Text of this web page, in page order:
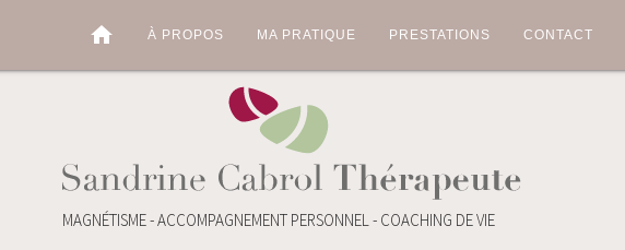
home À PROPOS MA PRATIQUE PRESTATIONS CONTACT
MAGNÉTISME - ACCOMPAGNEMENT PERSONNEL - COACHING DE VIE